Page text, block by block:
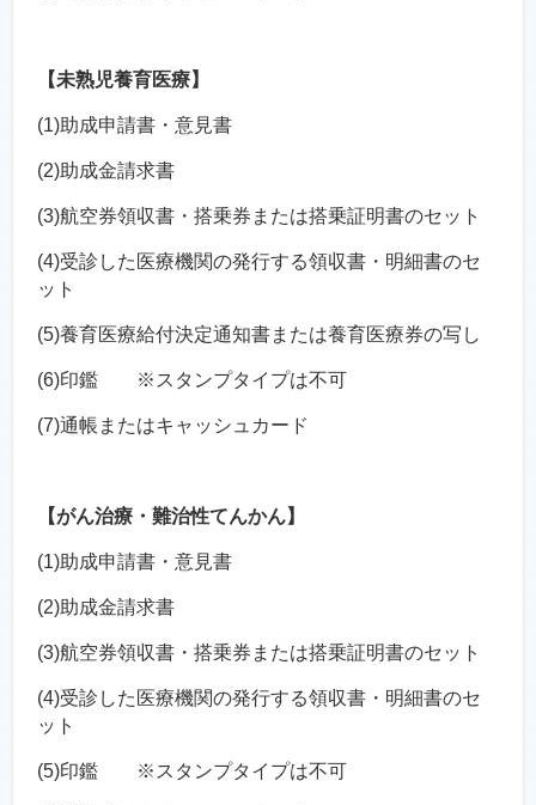
【未熟児養育医療】
(1)助成申請書・意見書
(2)助成金請求書
(3)航空券領収書・搭乗券または搭乗証明書のセット
(4)受診した医療機関の発行する領収書・明細書のセ
ット
(5)養育医療給付決定通知書または養育医療券の写し
(6)印鑑 ※スタンプタイプは不可
(7)通帳またはキャッシュカード
【がん治療・難治性てんかん】
(1)助成申請書・意見書
(2)助成金請求書
(3)航空券領収書・搭乗券または搭乗証明書のセット
(4)受診した医療機関の発行する領収書・明細書のセ
ット
(5)印鑑 ※スタンプタイプは不可